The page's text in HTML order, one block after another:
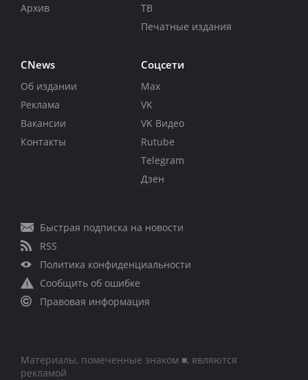
Архив
ТВ
Печатные издания
CNews
Об издании
Реклама
Вакансии
Контакты
Соцсети
Max
VK
VK Видео
Rutube
Telegram
Дзен
Быстрая подписка на новости
RSS
Политика конфиденциальности
Сообщить об ошибке
Правовая информация
Материалы, помеченные знаком ■, являются
рекламой